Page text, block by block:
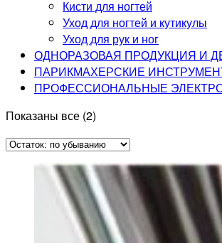
Кисти для ногтей
Уход для ногтей и кутикулы
Уход для рук и ног
ОДНОРАЗОВАЯ ПРОДУКЦИЯ И
ПАРИКМАХЕРСКИЕ
ПРОФЕССИОНАЛЬНЫЕ
Показаны все (2)